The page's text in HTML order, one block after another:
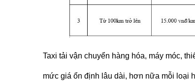
Taxi tải vận chuyển hàng hóa, máy móc,
mức giá ổn định lâu dài, hơn nữa mỗi loại